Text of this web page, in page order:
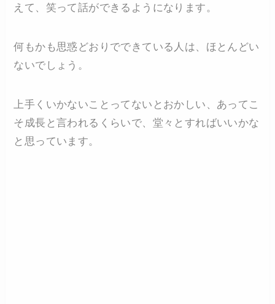
えて、笑って話ができるようになります。
何もかも思惑どおりでできている人は、ほとんどい
ないでしょう。
上手くいかないことってないとおかしい、あってこ
そ成長と言われるくらいで、堂々とすればいいかな
と思っています。